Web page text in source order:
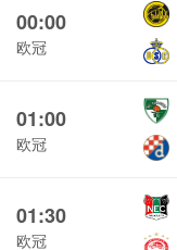
00:00
欧冠
01:00
欧冠
01:30
欧冠